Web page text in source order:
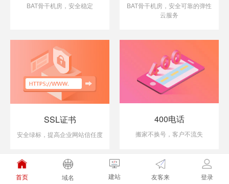
BAT骨干机房，安全稳定
BAT骨干机房，安全可靠的弹性
云服务
SSL证书
安全绿标，提高企业网站信任度
400电话
搬家不换号，客户不流失
首页 域名 建站 友客来 登录